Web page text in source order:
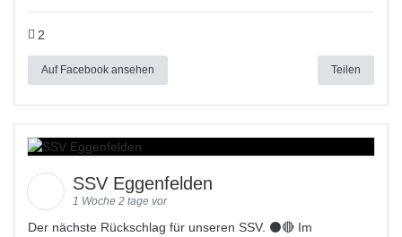
2
Auf Facebook ansehen Teilen
SSV Eggenfelden
1 Woche 2 tage vor
Der nächste Rückschlag für unseren SSV. ⚫🔴 Im